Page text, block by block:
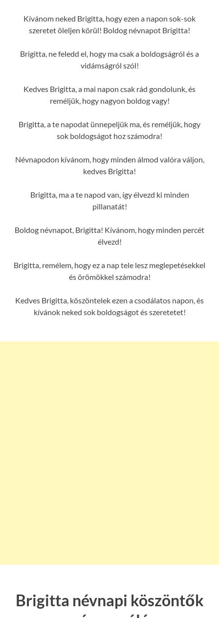
Kívánom neked Brigitta, hogy ezen a napon sok-sok
szeretet öleljen körül! Boldog névnapot Brigitta!
Brigitta, ne feledd el, hogy ma csak a boldogságról és a
vidámságról szól!
Kedves Brigitta, a mai napon csak rád gondolunk, és
reméljük, hogy nagyon boldog vagy!
Brigitta, a te napodat ünnepeljük ma, és reméljük, hogy
sok boldogságot hoz számodra!
Névnapodon kívánom, hogy minden álmod valóra váljon,
kedves Brigitta!
Brigitta, ma a te napod van, így élvezd ki minden
pillanatát!
Boldog névnapot, Brigitta! Kívánom, hogy minden percét
élvezd!
Brigitta, remélem, hogy ez a nap tele lesz meglepetésekkel
és örömökkel számodra!
Kedves Brigitta, köszöntelek ezen a csodálatos napon, és
kívánok neked sok boldogságot és szeretetet!
Brigitta névnapi köszöntők